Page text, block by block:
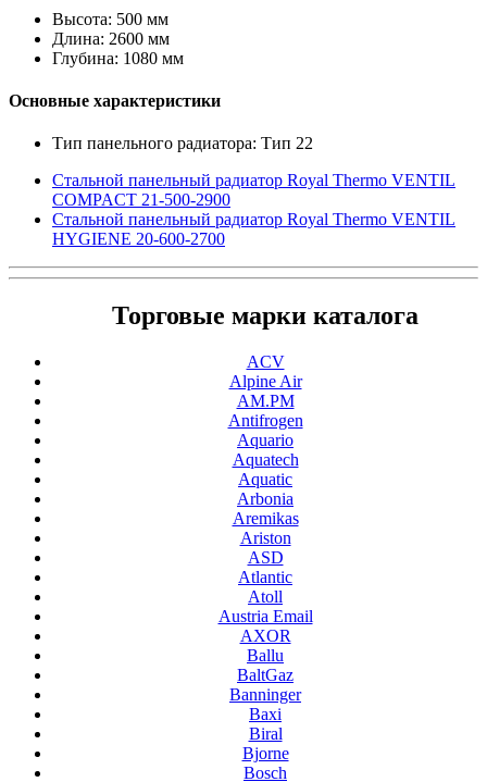
Высота: 500 мм
Длина: 2600 мм
Глубина: 1080 мм
Основные характеристики
Тип панельного радиатора: Тип 22
Стальной панельный радиатор Royal Thermo VENTIL
COMPACT 21-500-2900
Стальной панельный радиатор Royal Thermo VENTIL
HYGIENE 20-600-2700
Торговые марки каталога
ACV
Alpine Air
AM.PM
Antifrogen
Aquario
Aquatech
Aquatic
Arbonia
Aremikas
Ariston
ASD
Atlantic
Atoll
Austria Email
AXOR
Ballu
BaltGaz
Banninger
Baxi
Biral
Bjorne
Bosch